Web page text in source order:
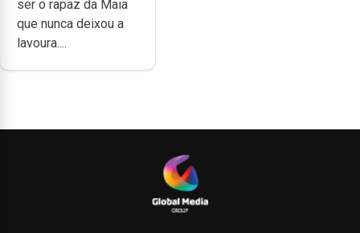
e muita paixão”
ser o rapaz da Maia
que nunca deixou a
lavoura....